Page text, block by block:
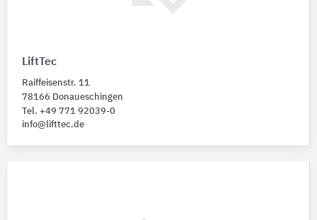
LiftTec
Raiffeisenstr. 11
78166 Donaueschingen
Tel. +49 771 92039-0
info@lifttec.de